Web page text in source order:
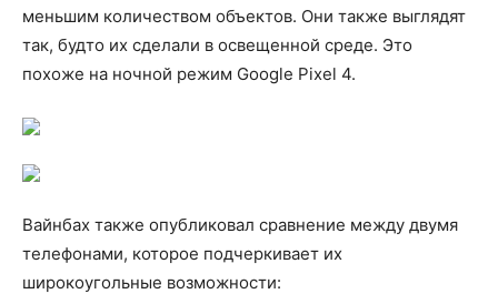
меньшим количеством объектов. Они также выглядят
так, будто их сделали в освещенной среде. Это
похоже на ночной режим Google Pixel 4.
Вайнбах также опубликовал сравнение между двумя
телефонами, которое подчеркивает их
широкоугольные возможности: